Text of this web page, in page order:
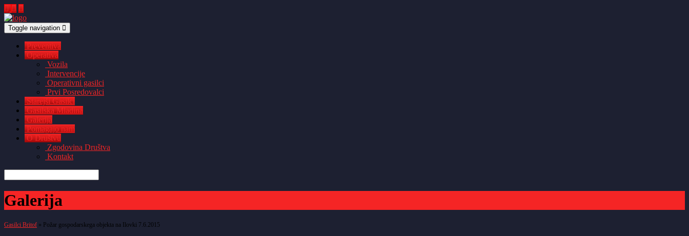
Toggle navigation
Preventiva
Operativa
Vozila
Intervencije
Operativni gasilci
Prvi Posredovalci
Starejši Gasilci
Gasilska Mladina
Galerija
Pomagajo nam
O Društvu
Zgodovina Društva
Kontakt
Galerija
Gasilci Britof » Požar gospodarskega objekta na Ilovki 7.6.2015